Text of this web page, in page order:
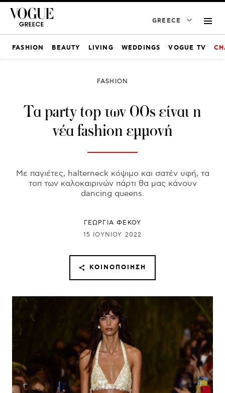
GREECE
FASHION BEAUTY LIVING WEDDINGS VOGUE TV
FASHION
Tα party top των 00s είναι η
νέα fashion εμμονή
Με παγιέτες, halterneck κόψιμο και σατέν υφή, τα
τοπ των καλοκαιρινών πάρτι θα μας κάνουν
dancing queens.
ΓΕΩΡΓΙΑ ΦΕΚΟΥ
15 ΙΟΥΝΊΟΥ 2022
ΚΟΙΝΟΠΟΊΗΣΗ